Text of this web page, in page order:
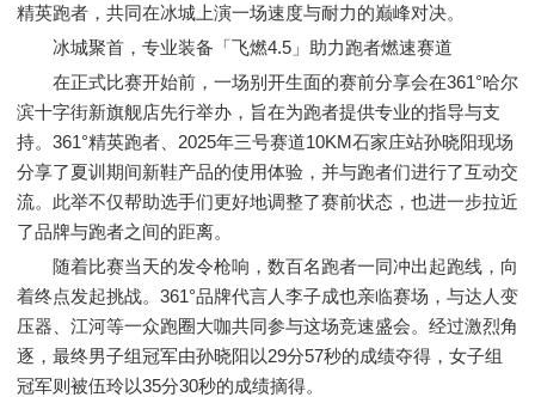
精英跑者，共同在冰城上演一场速度与耐力的巅峰对决。
冰城聚首，专业装备「飞燃4.5」助力跑者燃速赛道
在正式比赛开始前，一场别开生面的赛前分享会在361°哈尔
滨十字街新旗舰店先行举办，旨在为跑者提供专业的指导与支
持。361°精英跑者、2025年三号赛道10KM石家庄站孙晓阳现场
分享了夏训期间新鞋产品的使用体验，并与跑者们进行了互动交
流。此举不仅帮助选手们更好地调整了赛前状态，也进一步拉近
了品牌与跑者之间的距离。
随着比赛当天的发令枪响，数百名跑者一同冲出起跑线，向
着终点发起挑战。361°品牌代言人李子成也亲临赛场，与达人变
压器、江河等一众跑圈大咖共同参与这场竞速盛会。经过激烈角
逐，最终男子组冠军由孙晓阳以29分57秒的成绩夺得，女子组
冠军则被伍玲以35分30秒的成绩摘得。